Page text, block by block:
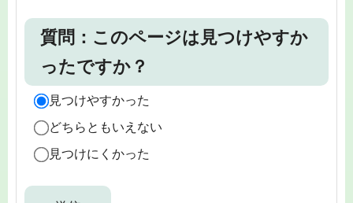
質問：このページは見つけやすか
ったですか？
見つけやすかった
どちらともいえない
見つけにくかった